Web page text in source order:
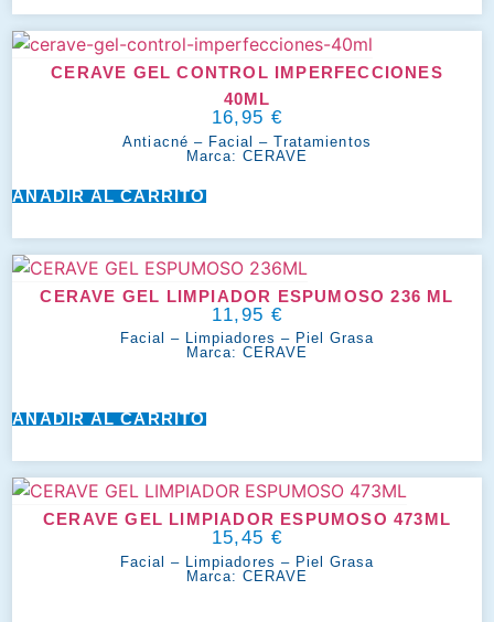
CERAVE GEL CONTROL IMPERFECCIONES
40ML
16,95 €
Antiacné – Facial –Tratamientos
Marca:CERAVE
AÑADIR AL CARRITO
CERAVE GEL LIMPIADOR ESPUMOSO 236 ML
11,95 €
Facial – Limpiadores – Piel Grasa
Marca:CERAVE
AÑADIR AL CARRITO
CERAVE GEL LIMPIADOR ESPUMOSO 473ML
15,45 €
Facial – Limpiadores – Piel Grasa
Marca:CERAVE